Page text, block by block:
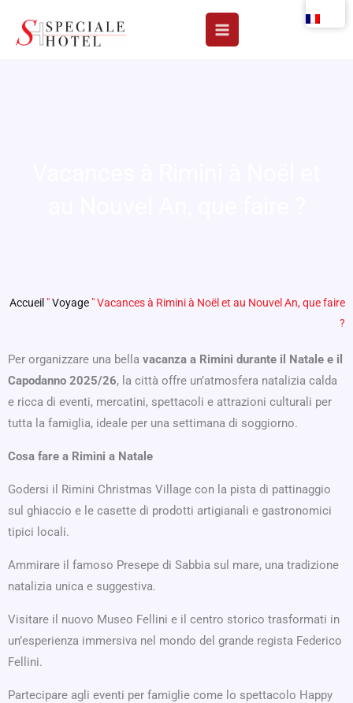
Accueil "Voyage "Vacances à Rimini à Noël et au Nouvel An, que faire
?
Per organizzare una bella vacanza a Rimini durante il Natale e il
Capodanno 2025/26, la città offre un’atmosfera natalizia calda
e ricca di eventi, mercatini, spettacoli e attrazioni culturali per
tutta la famiglia, ideale per una settimana di soggiorno.
Cosa fare a Rimini a Natale
Godersi il Rimini Christmas Village con la pista di pattinaggio
sul ghiaccio e le casette di prodotti artigianali e gastronomici
tipici locali.
Ammirare il famoso Presepe di Sabbia sul mare, una tradizione
natalizia unica e suggestiva.
Visitare il nuovo Museo Fellini e il centro storico trasformati in
un’esperienza immersiva nel mondo del grande regista Federico
Fellini.
Partecipare agli eventi per famiglie come lo spettacolo Happy